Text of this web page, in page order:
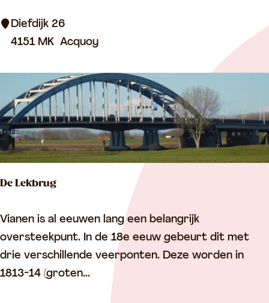
a
t
S
p
o
Diefdijk 26
4151 MK Acquoy
De Lekbrug
D
e
L
e
Vianen is al eeuwen lang een belangrijk
oversteekpunt. In de 18e eeuw gebeurt dit met
drie verschillende veerponten. Deze worden in
1813-14 (groten...